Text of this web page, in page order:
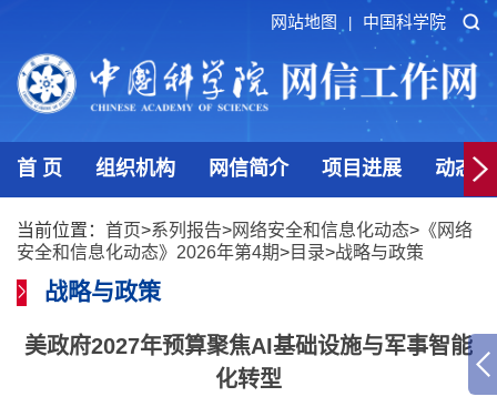
网站地图 中国科学院
首 页 组织机构 网信简介 项目进展 动态
当前位置： 首页>系列报告>网络安全和信息化动态> 《网络
安全和信息化动态》2026年第4期>目录>战略与政策
战略与政策
美政府2027年预算聚焦AI基础设施与军事智能
化转型